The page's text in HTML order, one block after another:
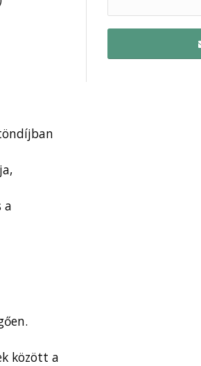
a
között a